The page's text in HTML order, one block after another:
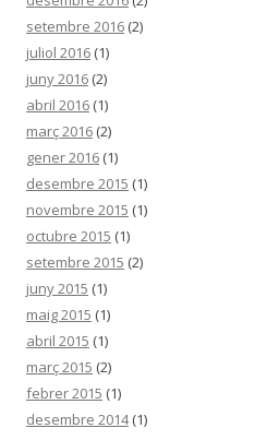
setembre 2016 (2)
juliol 2016 (1)
juny 2016 (2)
abril 2016 (1)
març 2016 (2)
gener 2016 (1)
desembre 2015 (1)
novembre 2015 (1)
octubre 2015 (1)
setembre 2015 (2)
juny 2015 (1)
maig 2015 (1)
abril 2015 (1)
març 2015 (2)
febrer 2015 (1)
desembre 2014(1)